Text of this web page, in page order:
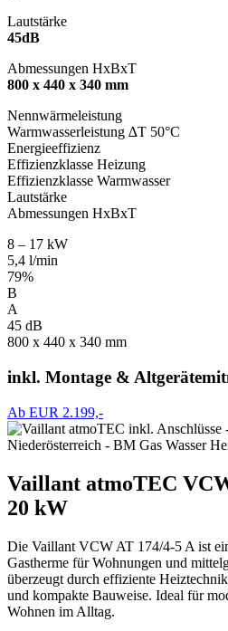
Lautstärke
45dB
Abmessungen HxBxT
800 x 440 x 340 mm
Nennwärmeleistung
Warmwasserleistung ∆T 50°C
Energieeffizienz
Effizienzklasse Heizung
Effizienzklasse Warmwasser
Lautstärke
Abmessungen HxBxT
8 – 17 kW
5,4 l/min
79%
B
A
45 dB
800 x 440 x 340 mm
inkl. Montage &
Ab EUR 2.199,-
Vaillant atmoTEC
20 kW
Die Vaillant VCW AT 174/4-5 A ist
Gastherme für Wohnungen und
überzeugt durch effiziente
und kompakte Bauweise. Ideal für
Wohnen im Alltag.